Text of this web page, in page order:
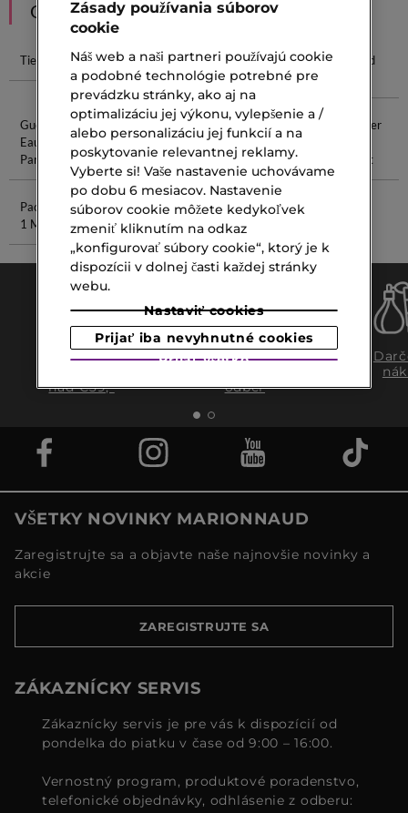
ODPORÚČANIA
Tiene Palety Cleansing Gel
Vitamíny Na
Vlasy
Tonikum Od
Clarins
Gucci Guilty
Eau De
Parfum
Hydra Sérum
Joseon
Ginseng
Estée Lauder
Multi Effect
Paco Rabanne
1 Million
Tuhý Parfum
Doprava
nad €39,-
Expresný
odber
VŠETKY NOVINKY MARIONNAUD
Zaregistrujte sa a objavte naše najnovšie novinky a
akcie
ZAREGISTRUJTE SA
ZÁKAZNÍCKY SERVIS
Zákaznícky servis je pre vás k dispozícií od
pondelka do piatku v čase od 9:00 – 16:00.
Vernostný program, produktové poradenstvo,
telefonické objednávky, odhlásenie z odberu:
Zásady používania súborov
cookie
Náš web a naši partneri používajú cookie
a podobné technológie potrebné pre
prevádzku stránky, ako aj na
optimalizáciu jej výkonu, vylepšenie a /
alebo personalizáciu jej funkcií a na
poskytovanie relevantnej reklamy.
Vyberte si! Vaše nastavenie uchovávame
po dobu 6 mesiacov. Nastavenie
súborov cookie môžete kedykoľvek
zmeniť kliknutím na odkaz
„konfigurovať súbory cookie“, ktorý je k
dispozícii v dolnej časti každej stránky
webu.
Nastaviť cookies
Prijať iba nevyhnutné cookies
Prijať všetko